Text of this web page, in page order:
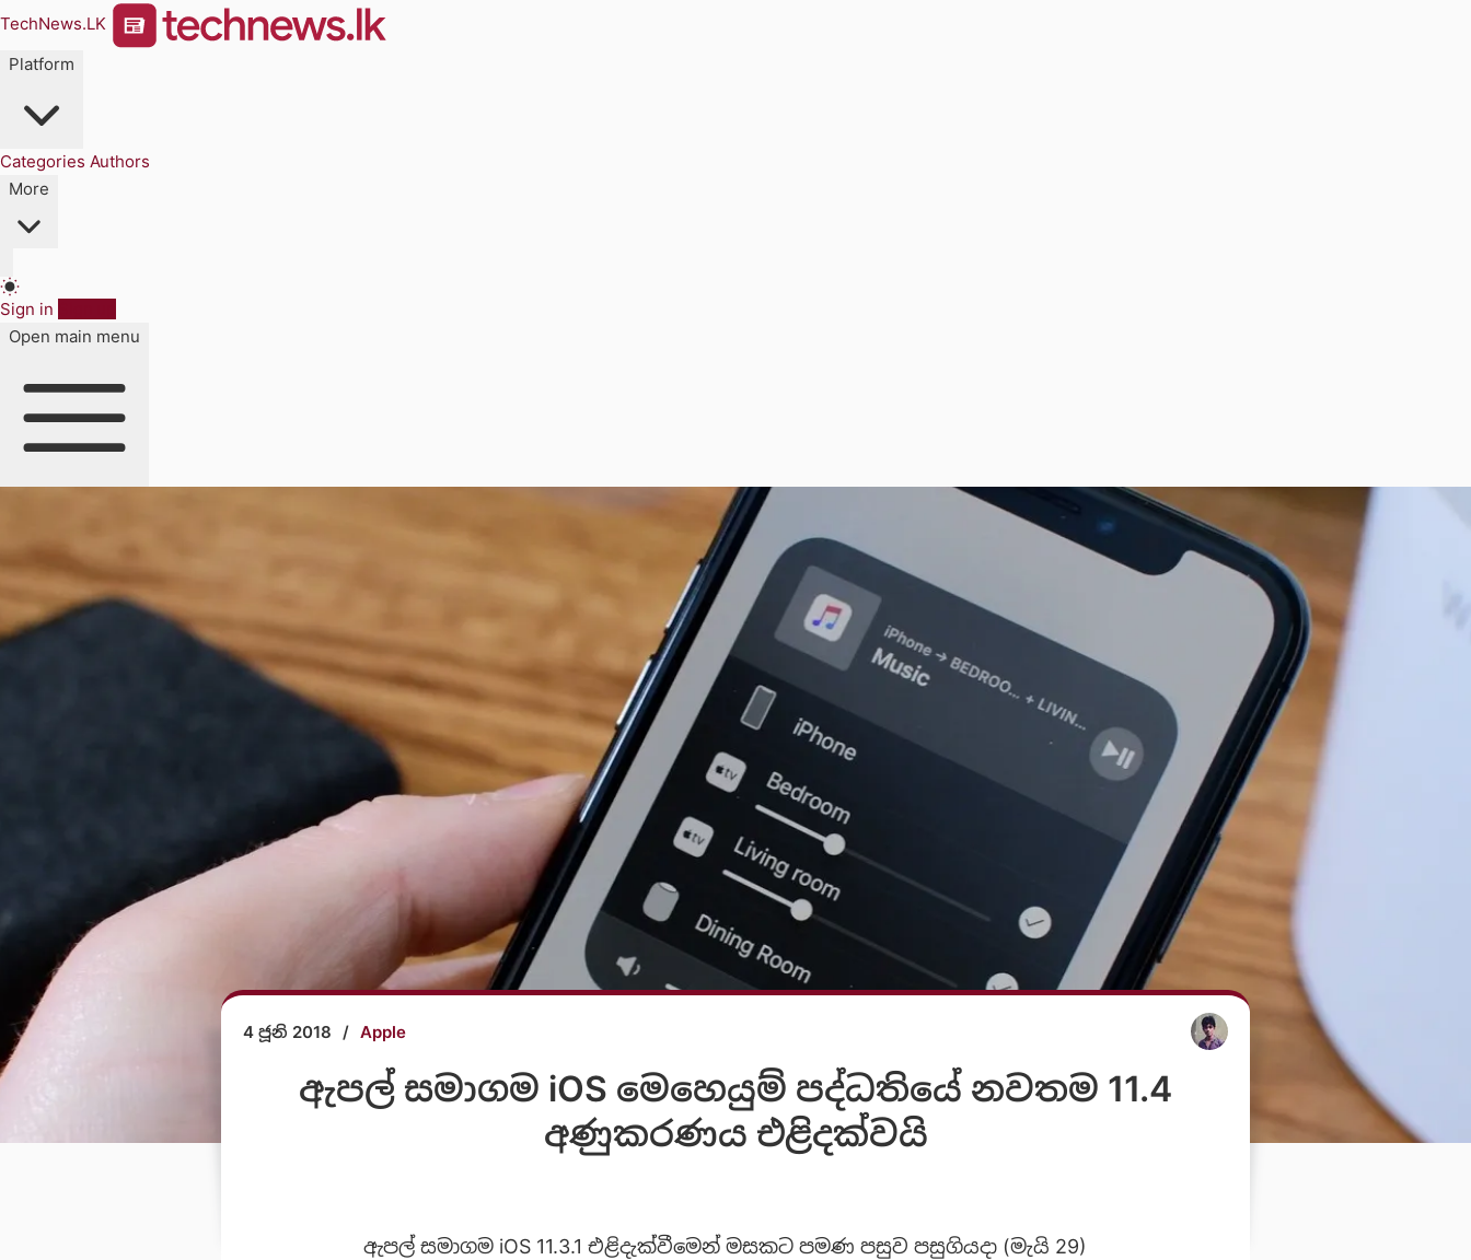
TechNews.LK
Platform
Categories Authors
More
Sign in
Open main menu
4 ජූනි 2018 / Apple
ඇපල් සමාගම iOS මෙහෙයුම් පද්ධතියේ නවතම 11.4
අණුකරණය එළිදක්වයි
ඇපල් සමාගම iOS 11.3.1 එළිදැක්වීමෙන් මසකට පමණ පසුව පසුගියදා (මැයි 29)